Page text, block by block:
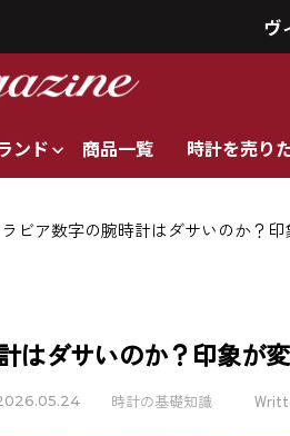
ヴ
ンド 商品一覧 時計を売り
ビア数字の腕時計はダサいのか？印
はダサいのか？印象が
時計の基礎知識